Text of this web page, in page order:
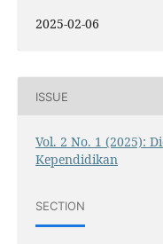
2025-02-06
ISSUE
Vol. 2 No. 1 (2025):
Kependidikan
SECTION